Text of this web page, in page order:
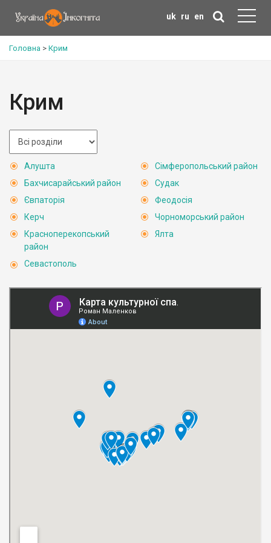
uk ru en
Головна > Крим
Крим
Алушта
Бахчисарайський район
Євпаторія
Керч
Красноперекопський
район
Севастополь
Сімферопольський район
Судак
Феодосія
Чорноморський район
Ялта